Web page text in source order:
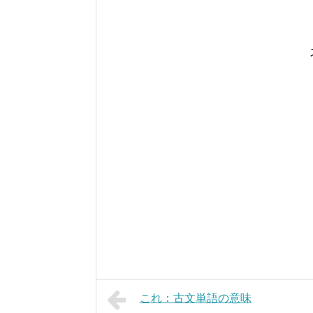
これ：古文単語の意味